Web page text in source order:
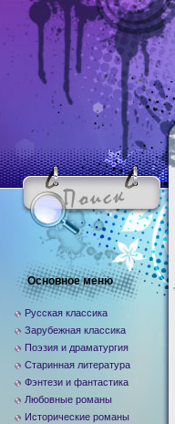
Основное меню
Русская классика
Зарубежная классика
Поэзия и драматургия
Старинная литература
Фэнтези и фантастика
Любовные романы
Исторические романы